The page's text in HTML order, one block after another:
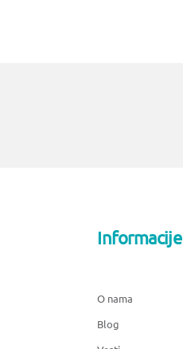
Informacije
O nama
Blog